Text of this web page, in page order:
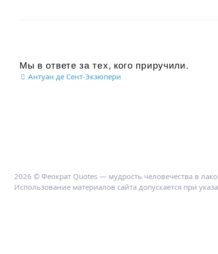
Мы в ответе за тех, кого приручили.
Антуан де Сент-Экзюпери
2026 © Феократ Quotes — мудрость человечества в
Использование материалов сайта допускается при